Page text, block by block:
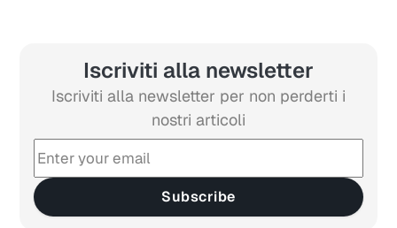
Iscriviti alla newsletter
Iscriviti alla newsletter per non perderti i
nostri articoli
Subscribe